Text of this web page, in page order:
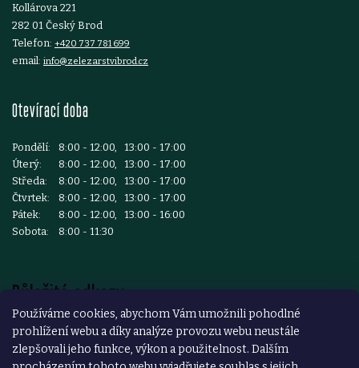
Používáme cookies, abychom Vám umožnili pohodlné
prohlížení webu a díky analýze provozu webu neustále
zlepšovali jeho funkce, výkon a použitelnost. Dalším
Kollárova 221
282 01 Český Brod
Telefon: +420 737 781 699
email: info@zelezarstvibrod.cz
Otevírací doba
Pondělí:
8:00 - 12:00, 13:00 - 17:00
Úterý:
8:00 - 12:00, 13:00 - 17:00
Středa:
8:00 - 12:00, 13:00 - 17:00
Čtvrtek:
8:00 - 12:00, 13:00 - 17:00
Pátek:
8:00 - 12:00, 13:00 - 16:00
Sobota:
8:00 - 11:30
Důležité odkazy
Reklamace a vrácení zboží
Obchodní podmínky